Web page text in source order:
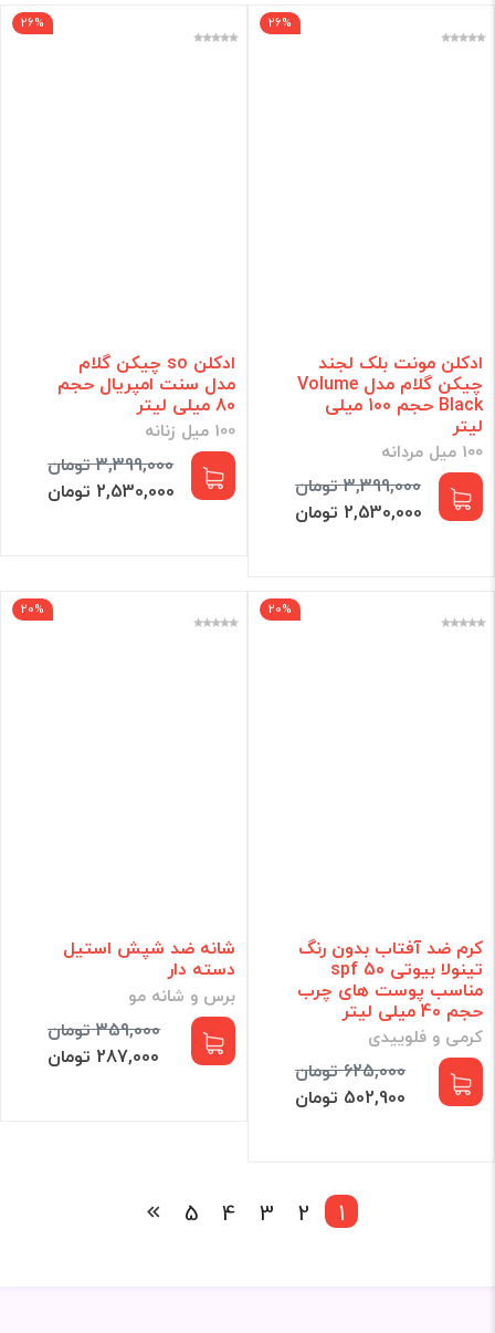
26%
ادکلن مونت بلک لجند
چیکن گلام مدل Volume
Black حجم 100 میلی
لیتر
100 میل مردانه
3,399,000 تومان
2,530,000 تومان
26%
ادکلن so چیکن گلام
مدل سنت امپریال حجم
80 میلی لیتر
100 میل زنانه
3,399,000 تومان
2,530,000 تومان
20%
کرم ضد آفتاب بدون رنگ
تینولا بیوتی spf 50
مناسب پوست های چرب
حجم 40 میلی لیتر
کرمی و فلوییدی
625,000 تومان
502,900 تومان
20%
شانه ضد شپش استیل
دسته دار
برس و شانه مو
359,000 تومان
287,000 تومان
1
2
3
4
5